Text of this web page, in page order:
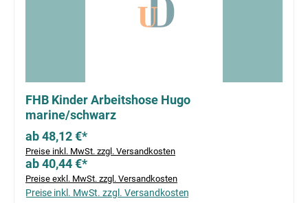
FHB Kinder Arbeitshose Hugo
marine/schwarz
ab 48,12 €*
Preise inkl. MwSt. zzgl. Versandkosten
ab 40,44 €*
Preise exkl. MwSt. zzgl. Versandkosten
Preise inkl. MwSt. zzgl. Versandkosten